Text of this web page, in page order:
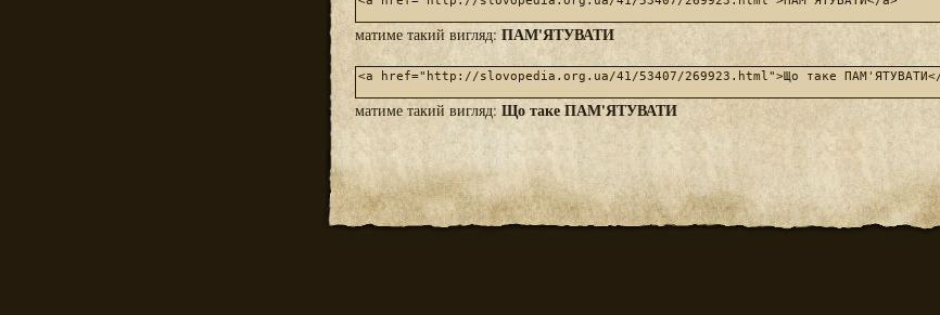
матиме такий вигляд: ПАМ'ЯТУВАТИ
матиме такий вигляд: Що таке ПАМ'ЯТУВАТИ